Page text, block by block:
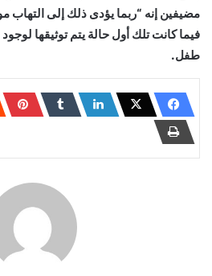
مضيفين إنه “ربما يؤدى ذلك إلى التهاب
فيما كانت تلك أول حالة يتم توثيقها
طفل.